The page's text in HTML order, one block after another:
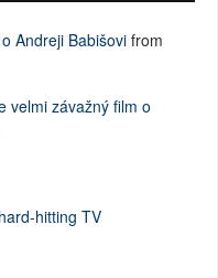
Andreji Babišovi from
velmi závažný film o
hitting TV